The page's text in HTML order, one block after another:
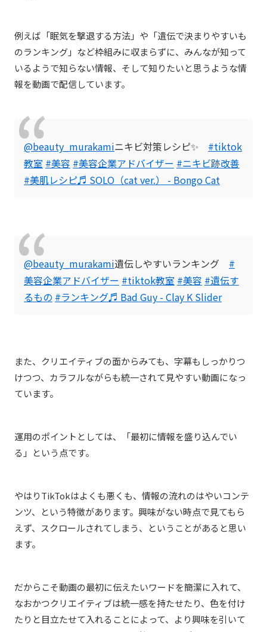
例えば「眠気を撃退する方法」や「遺伝で決まりやすいも
のランキング」など枠組みに収まらずに、みんなが知って
いるようで知らない情報、そして知りたいと思うような情
報を動画で配信しています。
@beauty_murakamiニキビ対策レシピ✨ #tiktok
教室 #美容 #美容企業アドバイザー #ニキビ跡改善
#美肌レシピ♬ SOLO（cat ver.） - Bongo Cat
@beauty_murakami遺伝しやすいランキング #
美容企業アドバイザー #tiktok教室 #美容 #遺伝す
るもの #ランキング♬ Bad Guy - Clay K Slider
また、クリエイティブの面からみても、字幕もしっかりつ
けつつ、カラフルながらも統一されて見やすい動画になっ
ています。
運用のポイントとしては、「最初に情報を盛り込んでい
る」という点です。
やはりTikTokはよくも悪くも、情報の流れのはやいコンテ
ンツ、という特徴があります。興味がない時点で見てもら
えず、スクロールされてしまう、ということがあると思い
ます。
だからこそ動画の最初に伝えたいワードを簡潔に入れて、
なおかつクリエイティブは統一感を持たせたり、色を付け
たりと目立たせて入れることによって、より興味を引いて